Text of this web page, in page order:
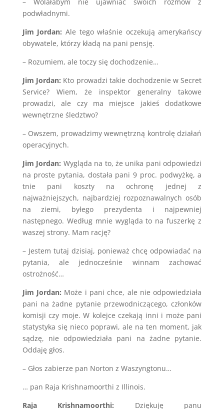
podwładnymi.
Jim Jordan: Ale tego właśnie oczekują amerykańscy
obywatele, którzy kładą na pani pensję.
– Rozumiem, ale toczy się dochodzenie…
Jim Jordan: Kto prowadzi takie dochodzenie w Secret
Service? Wiem, że inspektor generalny takowe
prowadzi, ale czy ma miejsce jakieś dodatkowe
wewnętrzne śledztwo?
– Owszem, prowadzimy wewnętrzną kontrolę działań
operacyjnych.
Jim Jordan: Wygląda na to, że unika pani odpowiedzi
na proste pytania, dostała pani 9 proc. podwyżkę, a
tnie pani koszty na ochronę jednej z
najważniejszych, najbardziej rozpoznawalnych osób
na ziemi, byłego prezydenta i najpewniej
następnego. Według mnie wygląda to na fuszerkę z
waszej strony. Mam rację?
– Jestem tutaj dzisiaj, ponieważ chcę odpowiadać na
pytania, ale jednocześnie winnam zachować
ostrożność…
Jim Jordan: Może i pani chce, ale nie odpowiedziała
pani na żadne pytanie przewodniczącego, członków
komisji czy moje. W kolejce czekają inni i może pani
statystyka się nieco poprawi, ale na ten moment, jak
sądzę, nie odpowiedziała pani na żadne pytanie.
Oddaję głos.
– Głos zabierze pan Norton z Waszyngtonu…
… pan Raja Krishnamoorthi z Illinois.
Raja Krishnamoorthi: Dziękuję panu